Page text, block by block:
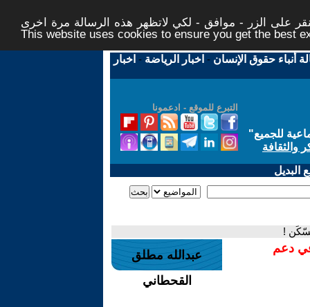
على الزر - موافق - لكي لاتظهر هذه الرسالة مرة اخرى -
This website uses cookies to ensure you get the best
أنباء حقوق الإنسان - اخبار الرياضة - اخبار
التبرع للموقع - ادعمونا
للجميع"
والثقافة
البديل
!
في دعم
عبدالله مطلق
القحطاني